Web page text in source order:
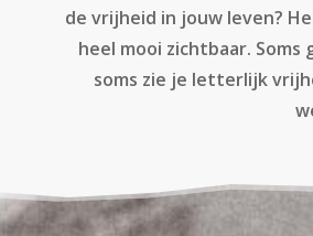
de vrijheid in jouw leven?
heel mooi zichtbaar.
soms zie je letterlijk